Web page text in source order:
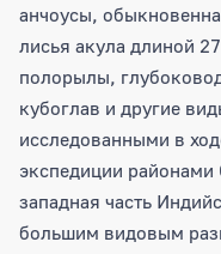
анчоусы,
лисья акула длиной
полорылы,
кубоглав и другие
исследованными в
экспедиции
западная часть
большим видовым